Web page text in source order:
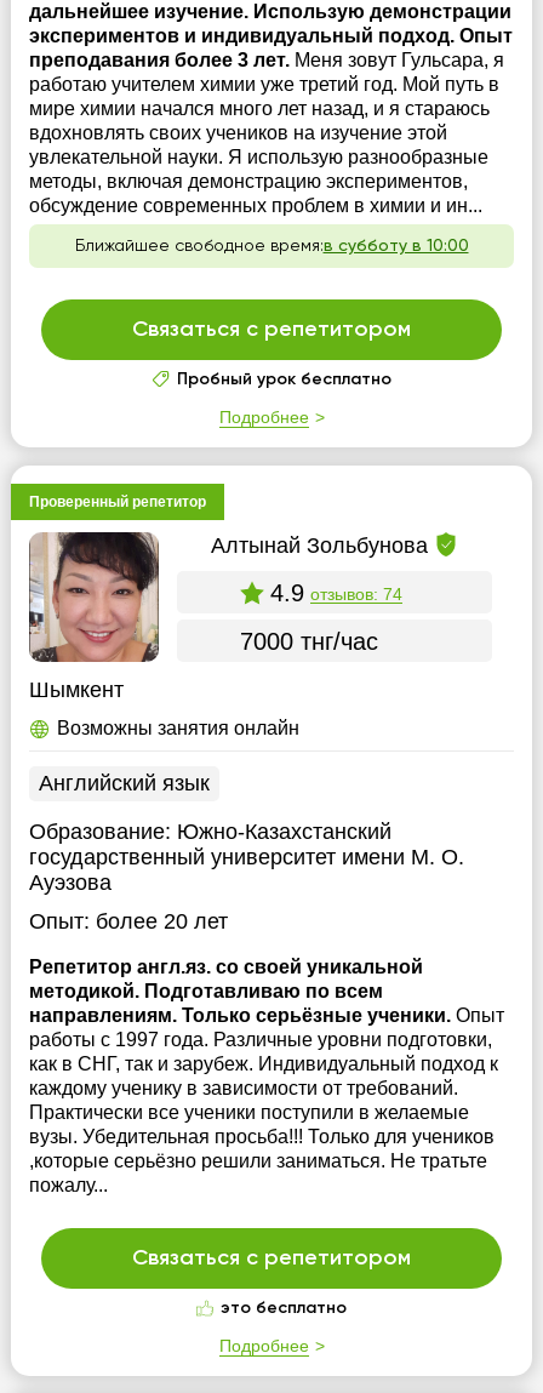
дальнейшее изучение. Использую демонстрации
экспериментов и индивидуальный подход. Опыт
преподавания более 3 лет. Меня зовут Гульсара, я
работаю учителем химии уже третий год. Мой путь в
мире химии начался много лет назад, и я стараюсь
вдохновлять своих учеников на изучение этой
увлекательной науки. Я использую разнообразные
методы, включая демонстрацию экспериментов,
обсуждение современных проблем в химии и ин...
Ближайшее свободное время:в субботу в 10:00
Связаться с репетитором
Пробный урок бесплатно
Подробнее
Проверенный репетитор
Алтынай Зольбунова
4.9 отзывов: 74
7000 тнг/час
Шымкент
Возможны занятия онлайн
Английский язык
Образование: Южно-Казахстанский
государственный университет имени М. О.
Ауэзова
Опыт: более 20 лет
Репетитор англ.яз. со своей уникальной
методикой. Подготавливаю по всем
направлениям. Только серьёзные ученики. Опыт
работы с 1997 года. Различные уровни подготовки,
как в СНГ, так и зарубеж. Индивидуальный подход к
каждому ученику в зависимости от требований.
Практически все ученики поступили в желаемые
вузы. Убедительная просьба!!! Только для учеников
,которые серьёзно решили заниматься. Не тратьте
пожалу...
Связаться с репетитором
это бесплатно
Подробнее